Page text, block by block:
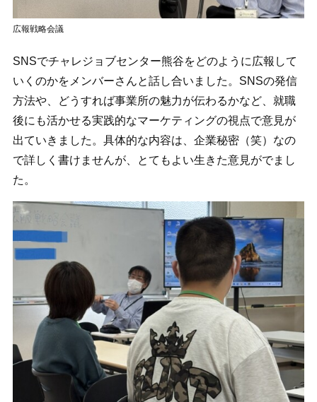
広報戦略会議
SNSでチャレジョブセンター熊谷をどのように広報して
いくのかをメンバーさんと話し合いました。SNSの発信
方法や、どうすれば事業所の魅力が伝わるかなど、就職
後にも活かせる実践的なマーケティングの視点で意見が
出ていきました。具体的な内容は、企業秘密（笑）なの
で詳しく書けませんが、とてもよい生きた意見がでまし
た。